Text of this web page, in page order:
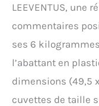
LEEVENTUS, une
commentaires
ses 6
l’abattant en
dimensions (49,5
cuvettes de taille